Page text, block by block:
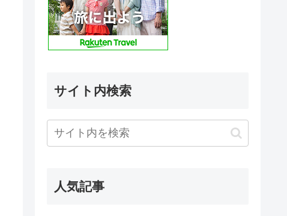
サイト内検索
人気記事